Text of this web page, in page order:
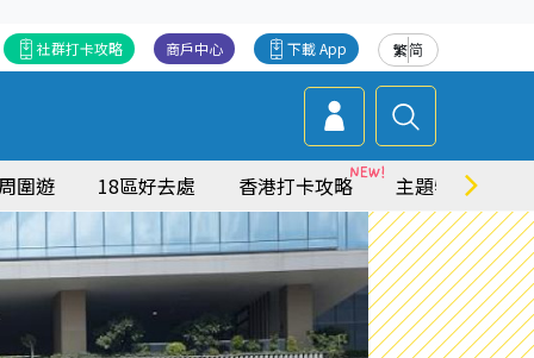
繁简
下載 App
商戶中心
社群打卡攻略
圍遊 18區好去處 香港打卡攻略 主題特集